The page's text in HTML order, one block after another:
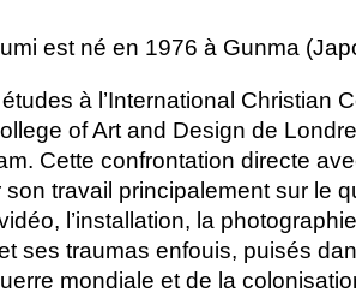
est né en 1976 à Gunma
à l’International Christian
of Art and Design de
Cette confrontation directe
travail principalement sur le
l’installation, la
ses traumas enfouis, puisés
mondiale et de la